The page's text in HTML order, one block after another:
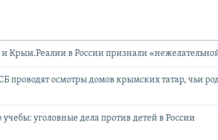
и Крым.Реалии в России признали
проводят осмотры домов крымских татар, чьи
уголовные дела против детей в России